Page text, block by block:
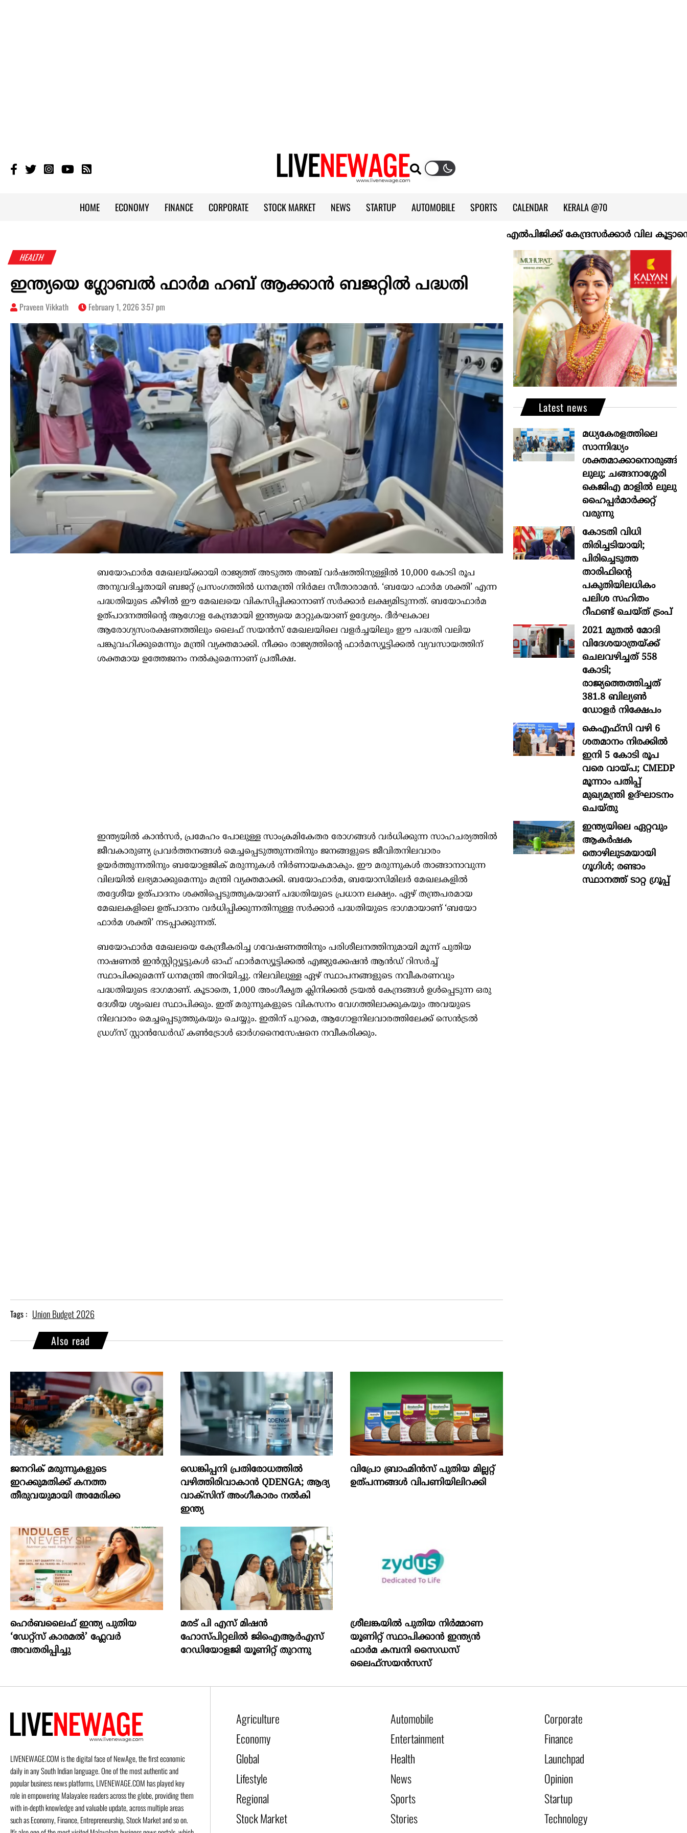
HOME ECONOMY FINANCE CORPORATE STOCK MARKET NEWS STARTUP AUTOMOBILE SPORTS CALENDAR KERALA @70
എല്‍പിജിക്ക് കേന്ദ്രസർക്കാർ വില
HEALTH
ഇന്ത്യയെ ഗ്ലോബൽ ഫാർമ ഹബ് ആക്കാൻ ബജറ്റിൽ പദ്ധതി
Praveen Vikkath February 1, 2026 3:57 pm
ബയോഫാർമ മേഖലയ്ക്കായി രാജ്യത്ത് അടുത്ത അഞ്ച് വർഷത്തിനുള്ളിൽ 10,000 കോടി രൂപ
അനുവദിച്ചതായി ബജറ്റ് പ്രസംഗത്തിൽ ധനമന്ത്രി നിർമല സീതാരാമൻ. ‘ബയോ ഫാർമ ശക്തി’ എന്ന
പദ്ധതിയുടെ കീഴിൽ ഈ മേഖലയെ വികസിപ്പിക്കാനാണ് സർക്കാർ ലക്ഷ്യമിടുന്നത്. ബയോഫാർമ
ഉത്പാദനത്തിന്റെ ആഗോള കേന്ദ്രമായി ഇന്ത്യയെ മാറ്റുകയാണ് ഉദ്ദേശ്യം. ദീർഘകാല
ആരോഗ്യസംരക്ഷണത്തിലും ലൈഫ് സയൻസ് മേഖലയിലെ വളർച്ചയിലും ഈ പദ്ധതി വലിയ
പങ്കുവഹിക്കുമെന്നും മന്ത്രി വ്യക്തമാക്കി. നീക്കം രാജ്യത്തിന്റെ ഫാർമസ്യൂട്ടിക്കൽ വ്യവസായത്തിന്
ശക്തമായ ഉത്തേജനം നൽകുമെന്നാണ് പ്രതീക്ഷ.
ഇന്ത്യയിൽ കാൻസർ, പ്രമേഹം പോലുള്ള സാംക്രമികേതര രോഗങ്ങൾ വർധിക്കുന്ന സാഹചര്യത്തിൽ
ജീവകാരുണ്യ പ്രവർത്തനങ്ങൾ മെച്ചപ്പെടുത്തുന്നതിനും ജനങ്ങളുടെ ജീവിതനിലവാരം
ഉയർത്തുന്നതിനും ബയോളജിക് മരുന്നുകൾ നിർണായകമാകും. ഈ മരുന്നുകൾ താങ്ങാനാവുന്ന
വിലയിൽ ലഭ്യമാക്കുമെന്നും മന്ത്രി വ്യക്തമാക്കി. ബയോഫാർമ, ബയോസിമിലർ മേഖലകളിൽ
തദ്ദേശീയ ഉത്പാദനം ശക്തിപ്പെടുത്തുകയാണ് പദ്ധതിയുടെ പ്രധാന ലക്ഷ്യം. ഏഴ് തന്ത്രപരമായ
മേഖലകളിലെ ഉത്പാദനം വർധിപ്പിക്കുന്നതിനുള്ള സർക്കാർ പദ്ധതിയുടെ ഭാഗമായാണ് ‘ബയോ
ഫാർമ ശക്തി’ നടപ്പാക്കുന്നത്.
ബയോഫാർമ മേഖലയെ കേന്ദ്രീകരിച്ച ഗവേഷണത്തിനും പരിശീലനത്തിനുമായി മൂന്ന് പുതിയ
നാഷണൽ ഇൻസ്റ്റിറ്റ്യൂട്ടുകൾ ഓഫ് ഫാർമസ്യൂട്ടിക്കൽ എജ്യുക്കേഷൻ ആൻഡ് റിസർച്ച്
സ്ഥാപിക്കുമെന്ന് ധനമന്ത്രി അറിയിച്ചു. നിലവിലുള്ള ഏഴ് സ്ഥാപനങ്ങളുടെ നവീകരണവും
പദ്ധതിയുടെ ഭാഗമാണ്. കൂടാതെ, 1,000 അംഗീകൃത ക്ലിനിക്കൽ ട്രയൽ കേന്ദ്രങ്ങൾ ഉൾപ്പെടുന്ന ഒരു
ദേശീയ ശൃംഖല സ്ഥാപിക്കും. ഇത് മരുന്നുകളുടെ വികസനം വേഗത്തിലാക്കുകയും അവയുടെ
നിലവാരം മെച്ചപ്പെടുത്തുകയും ചെയ്യും. ഇതിന് പുറമെ, ആഗോളനിലവാരത്തിലേക്ക് സെൻട്രൽ
ഡ്രഗ്സ് സ്റ്റാൻഡേർഡ് കൺട്രോൾ ഓർഗനൈസേഷനെ നവീകരിക്കും.
Tags : Union Budget 2026
Also read
ജനറിക് മരുന്നുകളുടെ
ഇറക്കുമതിക്ക് കനത്ത
തീരുവയുമായി അമേരിക്ക
ഡെങ്കിപ്പനി പ്രതിരോധത്തിൽ
വഴിത്തിരിവാകാൻ QDENGA; ആദ്യ
വാക്സിന് അംഗീകാരം നൽകി
ഇന്ത്യ
വിപ്രോ ബ്രാഹ്മിൻസ് പുതിയ മില്ലറ്റ്
ഉത്പന്നങ്ങൾ വിപണിയിലിറക്കി
ഹെർബലൈഫ് ഇന്ത്യ പുതിയ
‘ഡേറ്റ്സ് കാരമൽ’ ഫ്ലേവർ
അവതരിപ്പിച്ചു
മരട് പി എസ് മിഷന്‍
ഹോസ്പിറ്റലില്‍ ജിഐആര്‍എസ്
റേഡിയോളജി യൂണിറ്റ് തുറന്നു
ശ്രീലങ്കയിൽ പുതിയ നിർമ്മാണ
യൂണിറ്റ് സ്ഥാപിക്കാൻ ഇന്ത്യൻ
ഫാർമ കമ്പനി സൈഡസ്
ലൈഫ്സയൻസസ്
Latest news
മധ്യകേരളത്തിലെ
സാന്നിദ്ധ്യം
ശക്തമാക്കാനൊരുങ്ങി
ലുലു; ചങ്ങനാശ്ശേരി
കെജിഎ മാളിൽ ലുലു
ഹൈപ്പർമാർക്കറ്റ്
വരുന്നു
കോടതി വിധി
തിരിച്ചടിയായി;
പിരിച്ചെടുത്ത
താരിഫിന്‍റെ
പകുതിയിലധികം
പലിശ സഹിതം
റീഫണ്ട് ചെയ്ത് ട്രംപ്
2021 മുതൽ മോദി
വിദേശയാത്രയ്ക്ക്
ചെലവഴിച്ചത് 558
കോടി;
രാജ്യത്തെത്തിച്ചത്
381.8 ബില്യൺ
ഡോളർ നിക്ഷേപം
കെഎഫ്സി വഴി 6
ശതമാനം നിരക്കിൽ
ഇനി 5 കോടി രൂപ
വരെ വായ്പ; CMEDP
മൂന്നാം പതിപ്പ്
മുഖ്യമന്ത്രി ഉദ്ഘാടനം
ചെയ്തു
ഇന്ത്യയിലെ ഏറ്റവും
ആകര്‍ഷക
തൊഴിലുടമയായി
ഗൂഗിള്‍; രണ്ടാം
സ്ഥാനത്ത് ടാറ്റ ഗ്രൂപ്പ്
LIVENEWAGE.COM is the digital face of NewAge, the first economic
daily in any South Indian language. One of the most authentic and
popular business news platforms, LIVENEWAGE.COM has played key
role in empowering Malayalee readers across the globe, providing them
with in-depth knowledge and valuable update, across multiple areas
such as Economy, Finance, Entrepreneurship, Stock Market and so on.
Agriculture Automobile
Corporate
Economy
Entertainment
Finance
Global
Health
Launchpad
Lifestyle
News
Opinion
Regional
Sports
Startup
Stock Market
Stories Technology